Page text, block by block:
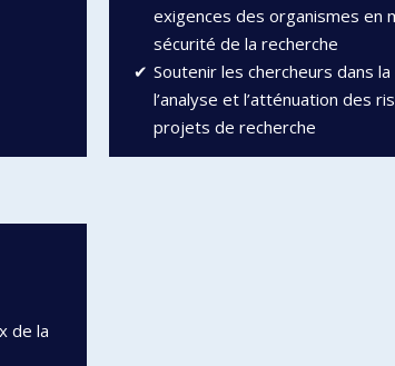
exigences des organismes en
sécurité de la recherche
Soutenir les chercheurs dans
l’analyse et l’atténuation des
projets de recherche
de la